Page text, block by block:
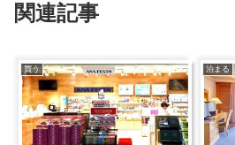
関連記事
買う 泊まる